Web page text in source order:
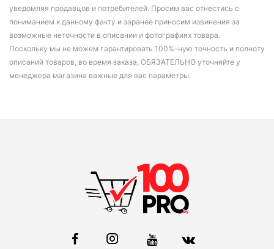
уведомляя продавцов и потребителей. Просим вас отнестись с
пониманием к данному факту и заранее приносим извинения за
возможные неточности в описании и фотографиях товара.
Поскольку мы не можем гарантировать 100%-ную точность и полноту
описаний товаров, во время заказа, ОБЯЗАТЕЛЬНО уточняйте у
менеджера магазина важные для вас параметры.